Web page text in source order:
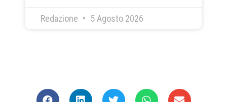
Redazione 5 Agosto 2026